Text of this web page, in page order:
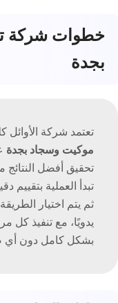
خطوات شركة
بجدة
تعتمد شركة
موكيت وسجاد بجدة
تحقيق أفضل النتائج
تبدأ العملية بتقييم
ثم يتم اختيار
يدويًا، مع تنفيذ كل
بشكل كامل دون أي